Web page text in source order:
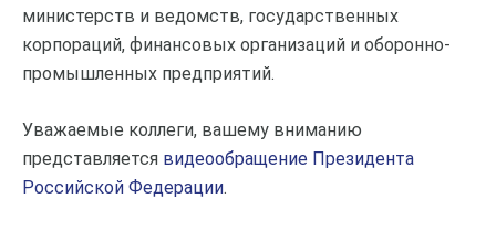
министерств и ведомств, государственных
корпораций, финансовых организаций и оборонно-
промышленных предприятий.
Уважаемые коллеги, вашему вниманию
представляется видеообращение Президента
Российской Федерации.